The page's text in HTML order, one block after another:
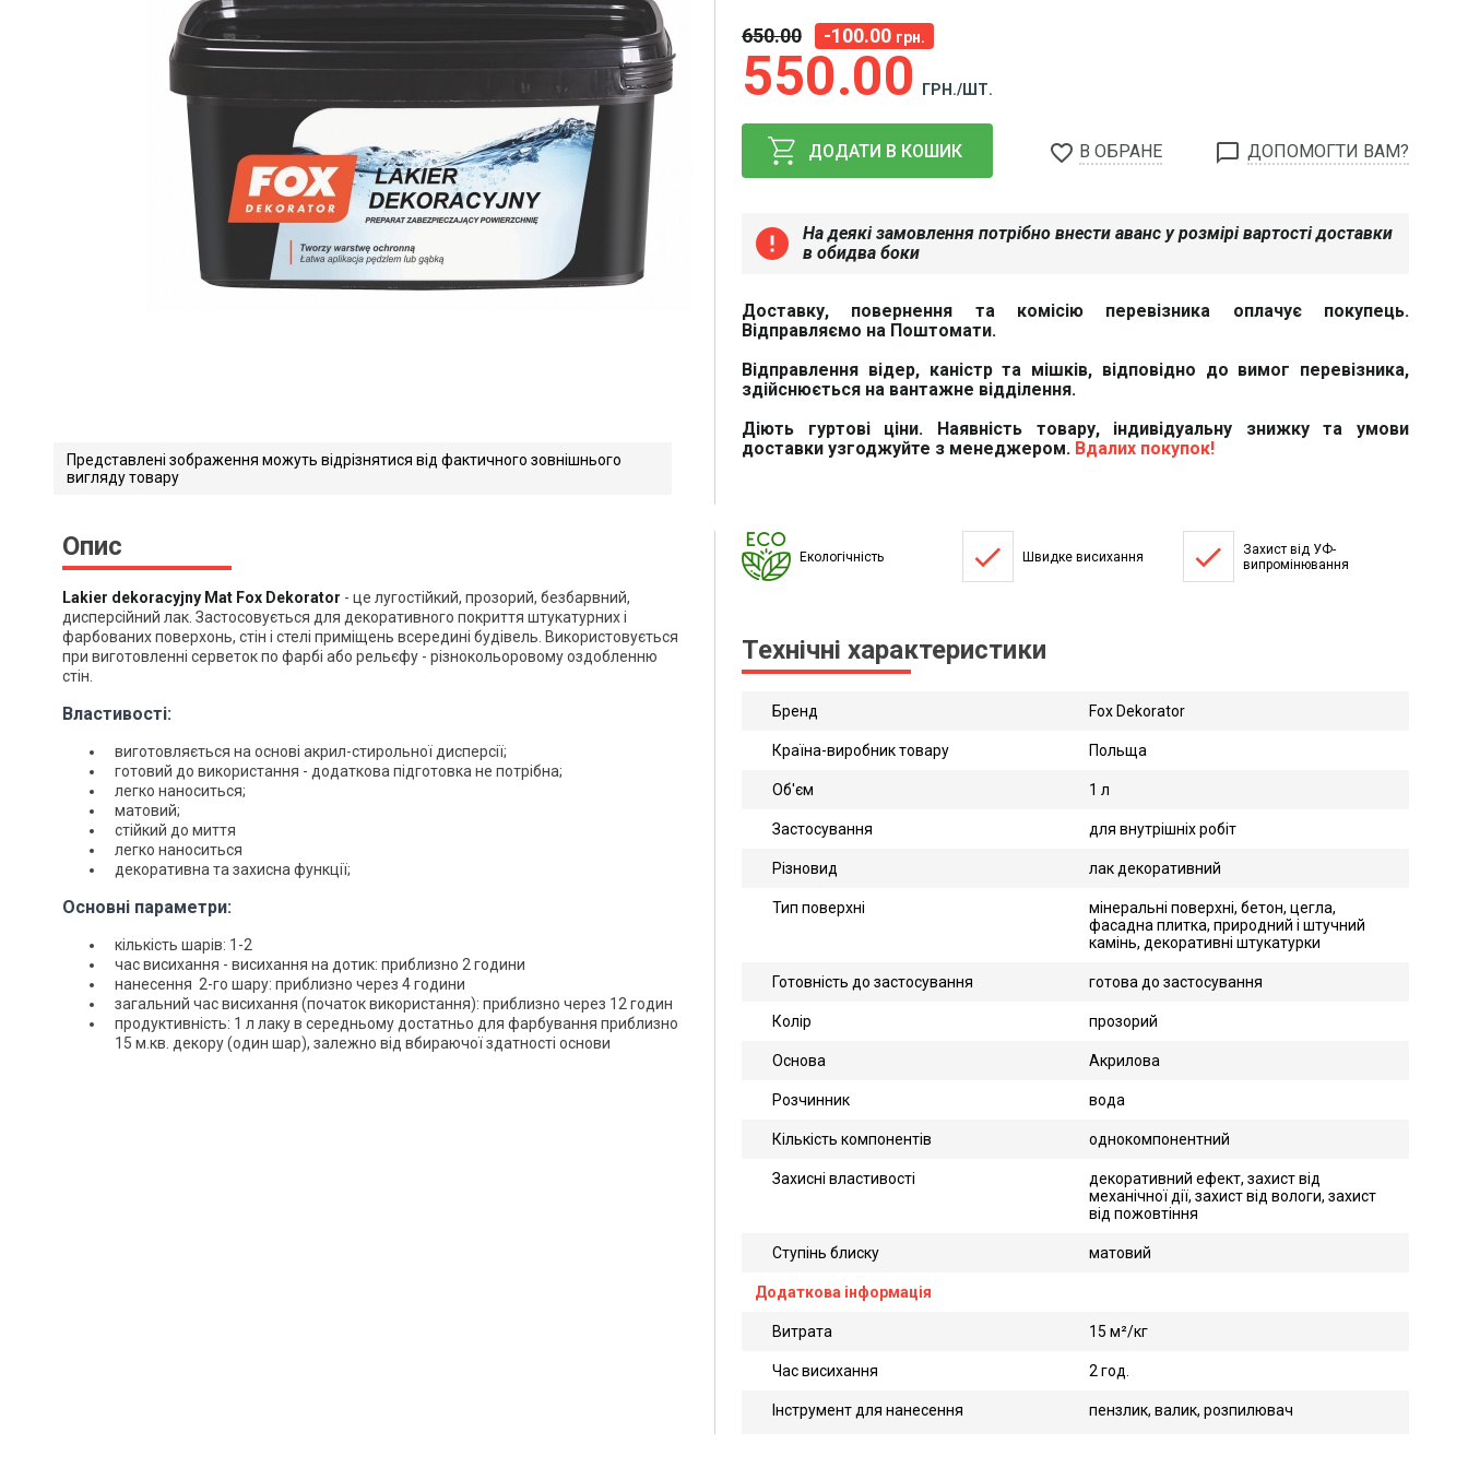
Представлені зображення можуть відрізнятися від фактичного зовнішнього
вигляду товару
650 00 -100.00 грн.
550 00 ГРН./ШТ.
ДОДАТИ В КОШИК favorite_border В ОБРАНЕ chat_bubble_outline ДОПОМОГТИ ВАМ?
error
На деякі замовлення потрібно внести аванс у розмірі вартості доставки
в обидва боки
Доставку, повернення та комісію перевізника оплачує покупець.
Відправляємо на Поштомати.
Відправлення відер, каністр та мішків, відповідно до вимог перевізника,
здійснюється на вантажне відділення.
Діють гуртові ціни. Наявність товару, індивідуальну знижку та умови
доставки узгоджуйте з менеджером. Вдалих покупок!
Опис
Lakier dekoracyjny Mat Fox Dekorator - це лугостійкий, прозорий, безбарвний,
дисперсійний лак. Застосовується для декоративного покриття штукатурних і
фарбованих поверхонь, стін і стелі приміщень всередині будівель. Використовується
при виготовленні серветок по фарбі або рельєфу - різнокольоровому оздобленню
стін.
Властивості:
виготовляється на основі акрил-стирольної дисперсії;
готовий до використання - додаткова підготовка не потрібна;
легко наноситься;
матовий;
стійкий до миття
легко наноситься
декоративна та захисна функції;
Основні параметри:
кількість шарів: 1-2
час висихання - висихання на дотик: приблизно 2 години
нанесення 2-го шару: приблизно через 4 години
загальний час висихання (початок використання): приблизно через 12 годин
продуктивність: 1 л лаку в середньому достатньо для фарбування приблизно
15 м.кв. декору (один шар), залежно від вбираючої здатності основи
Екологічність done Швидке висихання done
Захист від УФ-
випромінювання
Технічні характеристики
Бренд Fox Dekorator
Країна-виробник товару Польща
Об'єм 1 л
Застосування для внутрішніх робіт
Різновид лак декоративний
Тип поверхні
мінеральні поверхні, бетон, цегла,
фасадна плитка, природний і штучний
камінь, декоративні штукатурки
Готовність до застосування готова до застосування
Колір прозорий
Основа Акрилова
Розчинник вода
Кількість компонентів однокомпонентний
Захисні властивості
декоративний ефект, захист від
механічної дії, захист від вологи, захист
від пожовтіння
Ступінь блиску матовий
Додаткова інформація
Витрата 15 м²/кг
Час висихання 2 год.
Інструмент для нанесення пензлик, валик, розпилювач